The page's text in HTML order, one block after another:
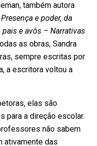
também autora
e poder, da
pais e avôs – Narrativas
as obras, Sandra
sempre escritas por
a escritora voltou a
elas são
para a direção escolar.
não sabem
ativamente das